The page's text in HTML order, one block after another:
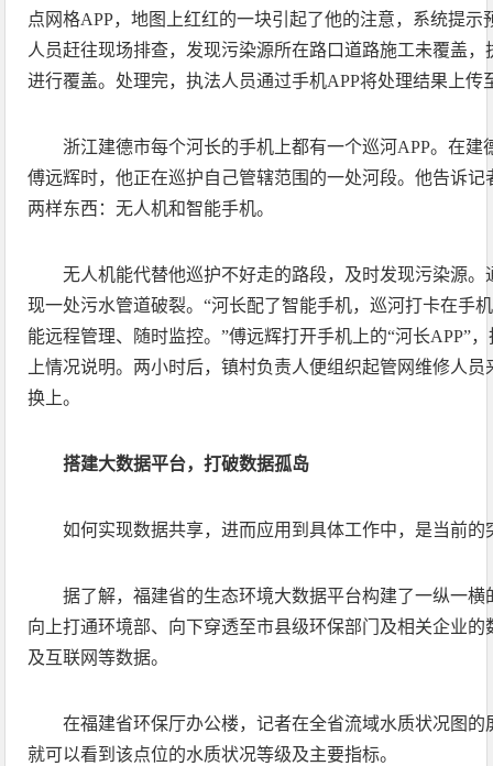
点网格APP，地图上红红的一块引起了他的注意，系统提示
人员赶往现场排查，发现污染源所在路口道路施工未覆盖
进行覆盖。处理完，执法人员通过手机APP将处理结果上传
浙江建德市每个河长的手机上都有一个巡河APP。在建
傅远辉时，他正在巡护自己管辖范围的一处河段。他告诉
两样东西：无人机和智能手机。
无人机能代替他巡护不好走的路段，及时发现污染源
现一处污水管道破裂。“河长配了智能手机，巡河打卡在手
能远程管理、随时监控。”傅远辉打开手机上的“河长APP”
上情况说明。两小时后，镇村负责人便组织起管网维修人
换上。
搭建大数据平台，打破数据孤岛
如何实现数据共享，进而应用到具体工作中，是当前的
据了解，福建省的生态环境大数据平台构建了一纵一
向上打通环境部、向下穿透至市县级环保部门及相关企业
及互联网等数据。
在福建省环保厅办公楼，记者在全省流域水质状况图
就可以看到该点位的水质状况等级及主要指标。